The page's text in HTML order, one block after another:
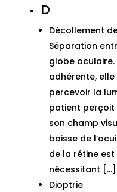
D
Décollement
Séparation
globe oculaire.
adhérente,
percevoir la
patient
son champ
baisse de
de la rétine
nécessitant […]
Dioptrie